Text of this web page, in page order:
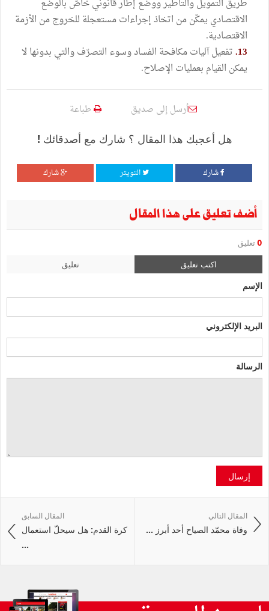
طريق التمويل والتأطير ووضع إطار قانوني خاصّ بالوضع
الاقتصادي يمكّن من اتخاذ إجراءات مستعجلة للخروج من الأزمة
الاقتصادية.
13. تفعيل آليات مكافحة الفساد وسوء التصرّف والتي بدونها لا
يمكن القيام بعمليات الإصلاح.
أرسل إلى صديق طباعة
هل أعجبك هذا المقال ؟ شارك مع أصدقائك !
شارك التويتر شارك
أضف تعليق على هذا المقال
0 تعليق
اكتب تعليق تعليق
الإسم
البريد الإلكتروني
الرسالة
إرسال
المقال السابق
كرة القدم: هل سيحلّ استعمال
...
المقال التالي
وفاة محمّد الصياح أحد أبرز ...